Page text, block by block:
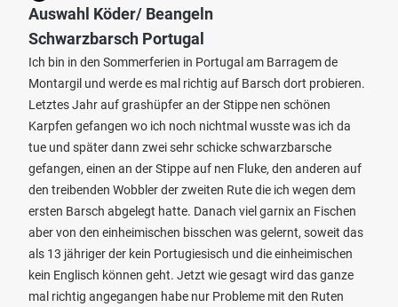
Auswahl Köder/ Beangeln
Schwarzbarsch Portugal
Ich bin in den Sommerferien in Portugal am Barragem de
Montargil und werde es mal richtig auf Barsch dort probieren.
Letztes Jahr auf grashüpfer an der Stippe nen schönen
Karpfen gefangen wo ich noch nichtmal wusste was ich da
tue und später dann zwei sehr schicke schwarzbarsche
gefangen, einen an der Stippe auf nen Fluke, den anderen auf
den treibenden Wobbler der zweiten Rute die ich wegen dem
ersten Barsch abgelegt hatte. Danach viel garnix an Fischen
aber von den einheimischen bisschen was gelernt, soweit das
als 13 jähriger der kein Portugiesisch und die einheimischen
kein Englisch können geht. Jetzt wie gesagt wird das ganze
mal richtig angegangen habe nur Probleme mit den Ruten